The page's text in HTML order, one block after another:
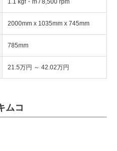
1.1 kgf・m / 8,500 rpm
2000mm x 1035mm x 745mm
785mm
21.5万円 ～ 42.02万円
ムコ